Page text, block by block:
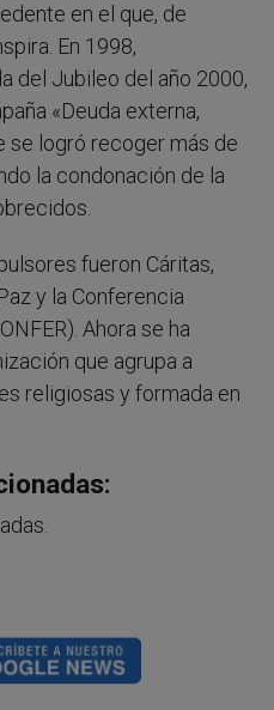
en el que, de
En 1998,
del Jubileo del año 2000,
«Deuda externa,
se logró recoger más de
la condonación de la
fueron Cáritas,
y la Conferencia
Ahora se ha
que agrupa a
religiosas y formada en